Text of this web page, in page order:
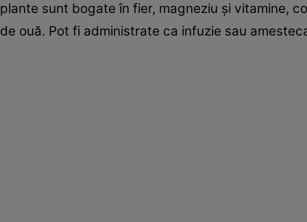
plante sunt bogate în fier, magneziu și vitamine,
de ouă. Pot fi administrate ca infuzie sau